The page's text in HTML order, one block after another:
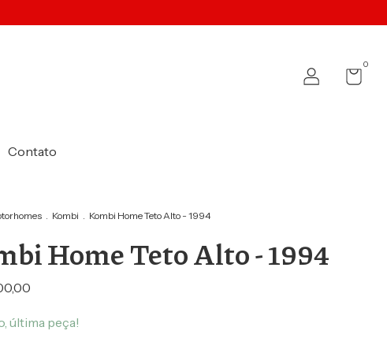
0
Contato
. Kombi . Kombi Home Teto Alto - 1994
Home Teto Alto - 1994
última peça!